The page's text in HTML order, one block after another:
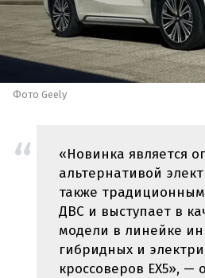
Фото Geely
«Новинка является
альтернативой
также
ДВС и выступает в
модели в линейке
гибридных и
кроссоверов EX5», —